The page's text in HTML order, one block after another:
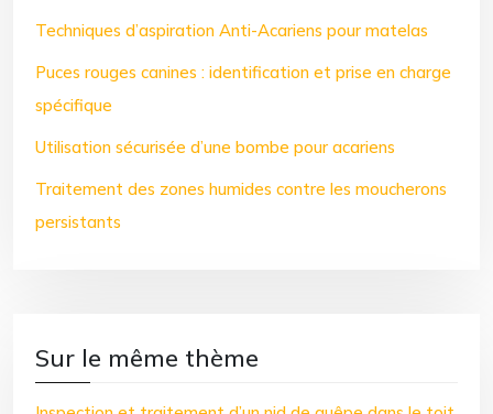
Techniques d’aspiration Anti-Acariens pour matelas
Puces rouges canines : identification et prise en charge
spécifique
Utilisation sécurisée d’une bombe pour acariens
Traitement des zones humides contre les moucherons
persistants
Sur le même thème